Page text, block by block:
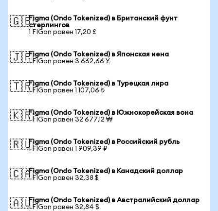
🇬🇧Figma (Ondo Tokenized) в Британский фунт
стерлингов
1 FIGon равен 17,20 £
🇯🇵Figma (Ondo Tokenized) в Японская иена
1 FIGon равен 3 662,66 ¥
🇹🇷Figma (Ondo Tokenized) в Турецкая лира
1 FIGon равен 1 107,06 ₺
🇰🇷Figma (Ondo Tokenized) в Южнокорейская вона
1 FIGon равен 32 677,12 ₩
🇷🇺Figma (Ondo Tokenized) в Российский рубль
1 FIGon равен 1 909,39 ₽
🇨🇦Figma (Ondo Tokenized) в Канадский доллар
1 FIGon равен 32,38 $
🇦🇺Figma (Ondo Tokenized) в Австралийский доллар
1 FIGon равен 32,84 $